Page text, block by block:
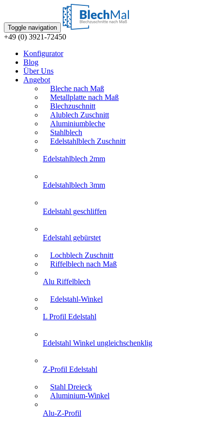
Toggle navigation
+49 (0) 3921-72450
Konfigurator
Blog
Über Uns
Angebot
Bleche nach Maß
Metallplatte nach Maß
Blechzuschnitt
Alublech Zuschnitt
Aluminiumbleche
Stahlblech
Edelstahlblech Zuschnitt
Edelstahlblech 2mm
Edelstahlblech 3mm
Edelstahl geschliffen
Edelstahl gebürstet
Lochblech Zuschnitt
Riffelblech nach Maß
Alu Riffelblech
Edelstahl-Winkel
L Profil Edelstahl
Edelstahl Winkel ungleichschenklig
Z-Profil Edelstahl
Stahl Dreieck
Aluminium-Winkel
Alu-Z-Profil